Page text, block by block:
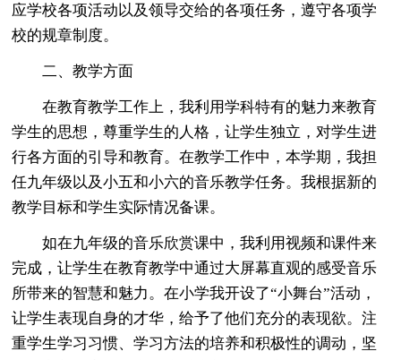
应学校各项活动以及领导交给的各项任务，遵守各项学
校的规章制度。
二、教学方面
在教育教学工作上，我利用学科特有的魅力来教育
学生的思想，尊重学生的人格，让学生独立，对学生进
行各方面的引导和教育。在教学工作中，本学期，我担
任九年级以及小五和小六的音乐教学任务。我根据新的
教学目标和学生实际情况备课。
如在九年级的音乐欣赏课中，我利用视频和课件来
完成，让学生在教育教学中通过大屏幕直观的感受音乐
所带来的智慧和魅力。在小学我开设了“小舞台”活动，
让学生表现自身的才华，给予了他们充分的表现欲。注
重学生学习习惯、学习方法的培养和积极性的调动，坚